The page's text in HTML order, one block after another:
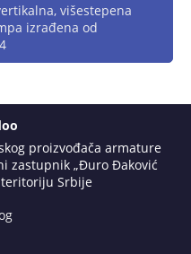
višestepena
izrađena od
proizvođača armature
zastupnik „Đuro Đaković
teritoriju Srbije